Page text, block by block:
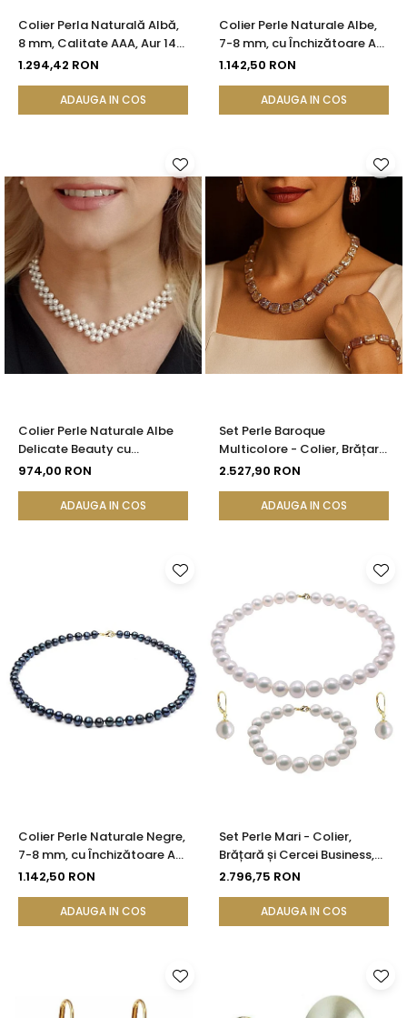
Colier Perla Naturală Albă,
8 mm, Calitate AAA, Aur 14K
(aur 585) | KASKADDA®
1.294,42 RON
ADAUGA IN COS
Colier Perle Naturale Albe,
7-8 mm, cu Închizătoare Aur
14K (aur 585) | KASKADDA®
1.142,50 RON
ADAUGA IN COS
Colier Perle Naturale Albe
Delicate Beauty cu
Închizătoare Argint |
974,00 RON
ADAUGA IN COS
Set Perle Baroque
Multicolore - Colier, Brățară
și Cercei, Aur Galben 14K |
2.527,90 RON
ADAUGA IN COS
Colier Perle Naturale Negre,
7-8 mm, cu Închizătoare Aur
14K (aur 585) | KASKADDA®
1.142,50 RON
ADAUGA IN COS
Set Perle Mari - Colier,
Brățară și Cercei Business,
Aur Galben 14K, Perle Albe
KASKADDA®
2.796,75 RON
ADAUGA IN COS